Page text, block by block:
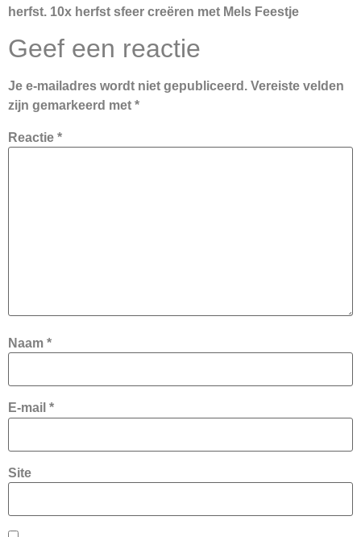
herfst. 10x herfst sfeer creëren met Mels Feestje
Geef een reactie
Je e-mailadres wordt niet gepubliceerd. Vereiste velden
zijn gemarkeerd met *
Reactie *
Naam *
E-mail *
Site